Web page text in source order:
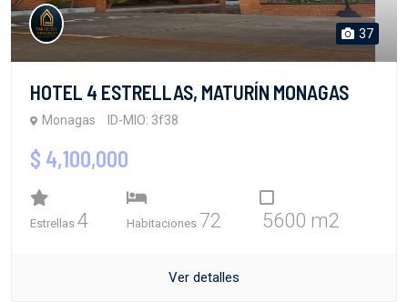
37
HOTEL 4 ESTRELLAS, MATURÍN MONAGAS
Monagas ID-MIO: 3f38
$ 4,100,000
Estrellas 4 Habitaciones 72 5600 m2
Ver detalles